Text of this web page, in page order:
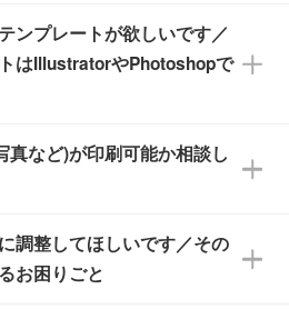
日換算です。
数がかかります。
も安心です。
ービス
にて無料でデザインデー
す。
、CLIP STUDIOなどのデ
りのデザインを作成した
稿
アップロードしてご入稿
スタッフがデータに不備
お客様と確認してから印
安心ください。
ンプレートが欲しいです／
はIllustratorやPhotoshopで
プレートのご用意があり
『印刷方法・テンプレー
はPDF形式ですが、
で開いてご利用いただけ
真など)が印刷可能か相談し
解像度かどうか、担当ス
たします。
調整してほしいです／その
お困りごと